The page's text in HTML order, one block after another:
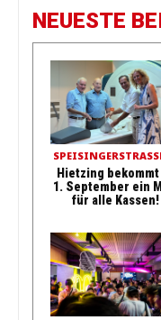
NEUESTE
Hietzing bekommt
1. September ein
für alle Kassen!